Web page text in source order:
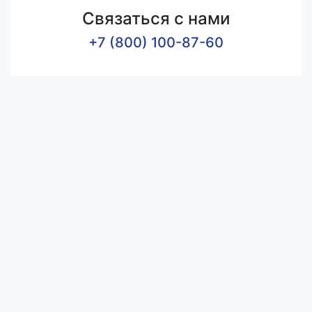
Связаться с нами
+7 (800) 100-87-60